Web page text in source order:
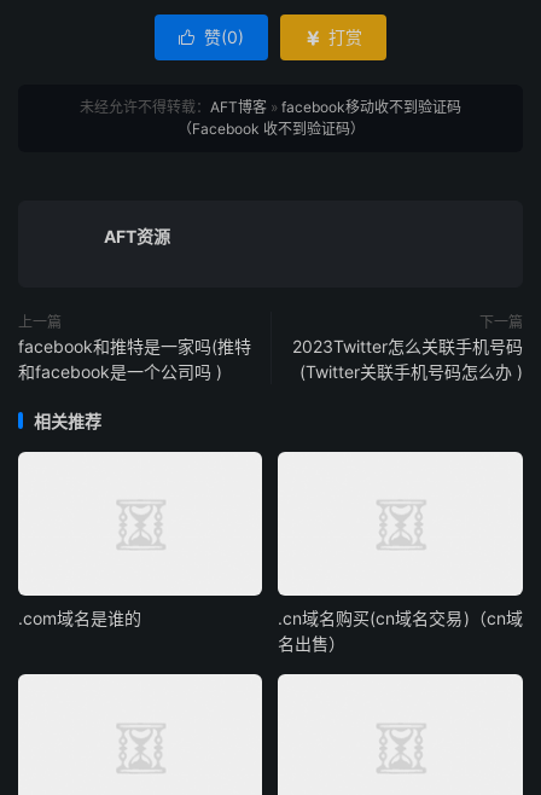
 赞(0)  打赏
未经允许不得转载： AFT博客 » facebook移动收不到验证码
（Facebook 收不到验证码）
AFT资源
上一篇
facebook和推特是一家吗(推特
和facebook是一个公司吗 )
下一篇
2023Twitter怎么关联手机号码
(Twitter关联手机号码怎么办 )
相关推荐
.com域名是谁的
.cn域名购买(cn域名交易)（cn域
名出售）